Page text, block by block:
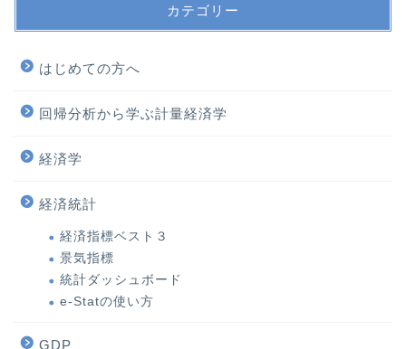
カテゴリー
はじめての方へ
回帰分析から学ぶ計量経済学
経済学
経済統計
経済指標ベスト３
景気指標
統計ダッシュボード
e-Statの使い方
GDP